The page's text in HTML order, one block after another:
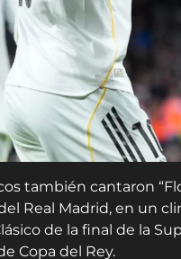
también cantaron
Real Madrid, en un
de la final de la
Copa del Rey.